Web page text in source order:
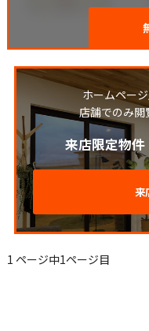
ホームペー
店舗でのみ
来店限定物件
来
1 ページ中1ページ目